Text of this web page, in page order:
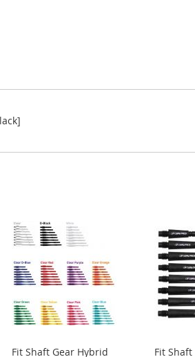
Fit Shaft Gear Hybrid
Fit